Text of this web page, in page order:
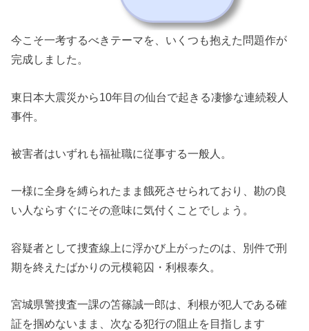
今こそ一考するべきテーマを、いくつも抱えた問題作が
完成しました。
東日本大震災から10年目の仙台で起きる凄惨な連続殺人
事件。
被害者はいずれも福祉職に従事する一般人。
一様に全身を縛られたまま餓死させられており、勘の良
い人ならすぐにその意味に気付くことでしょう。
容疑者として捜査線上に浮かび上がったのは、別件で刑
期を終えたばかりの元模範囚・利根泰久。
宮城県警捜査一課の笘篠誠一郎は、利根が犯人である確
証を掴めないまま、次なる犯行の阻止を目指します